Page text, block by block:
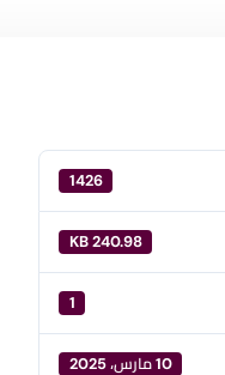
1426
240.98 KB
1
10 مارس، 2025